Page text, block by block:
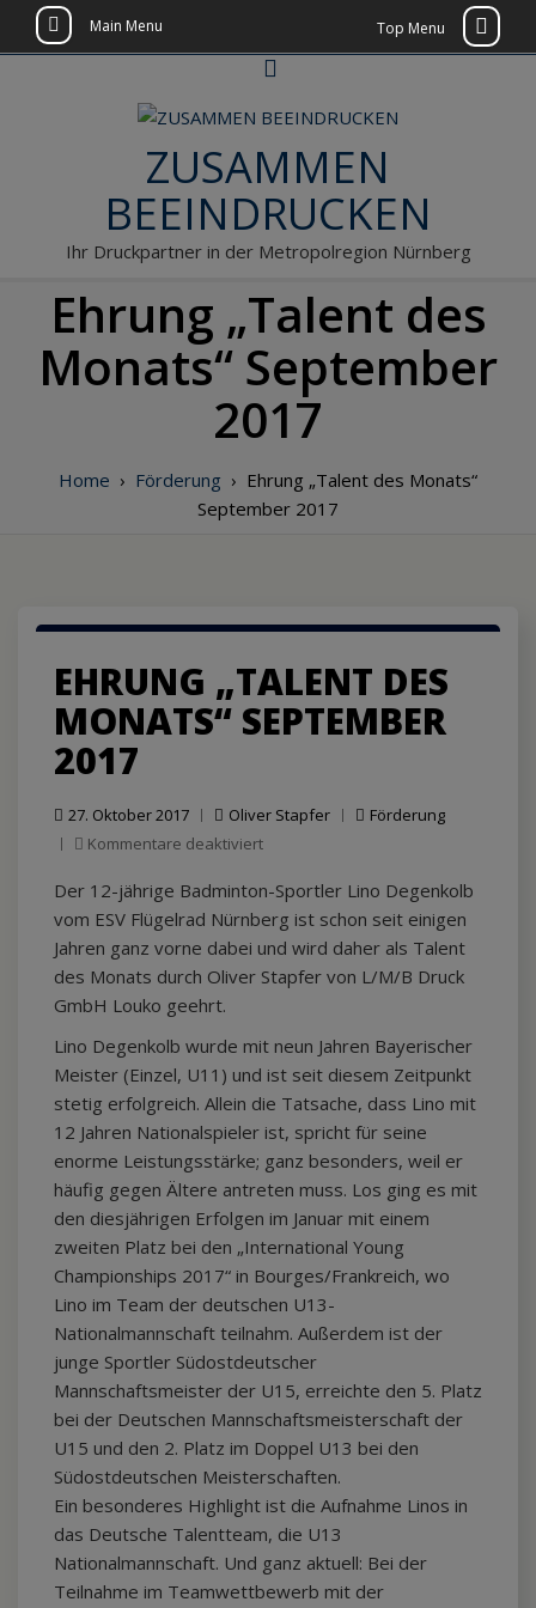
Main Menu Top Menu
ZUSAMMEN
BEEINDRUCKEN
Ihr Druckpartner in der Metropolregion Nürnberg
Ehrung „Talent des
Monats“ September
2017
Home › Förderung › Ehrung „Talent des Monats“
September 2017
EHRUNG „TALENT DES
MONATS“ SEPTEMBER
2017
27. Oktober 2017 Oliver Stapfer
Förderung
Kommentare deaktiviertfür
„Talent
des
Monats“
September
2017
Der 12-jährige Badminton-Sportler Lino Degenkolb
vom ESV Flügelrad Nürnberg ist schon seit einigen
Jahren ganz vorne dabei und wird daher als Talent
des Monats durch Oliver Stapfer von L/M/B Druck
GmbH Louko geehrt.
Lino Degenkolb wurde mit neun Jahren Bayerischer
Meister (Einzel, U11) und ist seit diesem Zeitpunkt
stetig erfolgreich. Allein die Tatsache, dass Lino mit
12 Jahren Nationalspieler ist, spricht für seine
enorme Leistungsstärke; ganz besonders, weil er
häufig gegen Ältere antreten muss. Los ging es mit
den diesjährigen Erfolgen im Januar mit einem
zweiten Platz bei den „International Young
Championships 2017“ in Bourges/Frankreich, wo
Lino im Team der deutschen U13-
Nationalmannschaft teilnahm. Außerdem ist der
junge Sportler Südostdeutscher
Mannschaftsmeister der U15, erreichte den 5. Platz
bei der Deutschen Mannschaftsmeisterschaft der
U15 und den 2. Platz im Doppel U13 bei den
Südostdeutschen Meisterschaften.
Ein besonderes Highlight ist die Aufnahme Linos in
das Deutsche Talentteam, die U13
Nationalmannschaft. Und ganz aktuell: Bei der
Teilnahme im Teamwettbewerb mit der